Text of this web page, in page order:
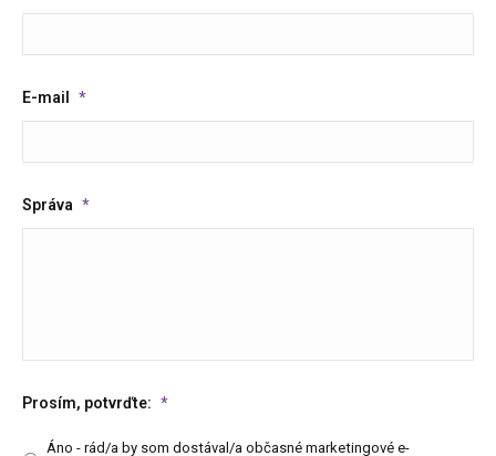
E-mail *
Správa *
Prosím, potvrďte: *
Áno - rád/a by som dostával/a občasné marketingové e-